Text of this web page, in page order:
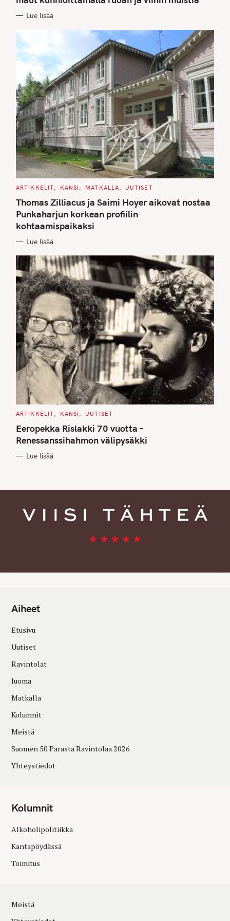
O
I
Lue lisää
C
T
E
G
O
R
I
S
ARTIKKELIT KANSI MATKALLA UUTISET
Thomas Zilliacus ja Saimi Hoyer aikovat nostaa
Punkaharjun korkean profiilin
kohtaamispaikaksi
Lue lisää
C
T
E
G
O
I
ARTIKKELIT KANSI UUTISET
Eeropekka Rislakki 70 vuotta –
Renessanssihahmon välipysäkki
Lue lisää
Aiheet
Etusivu
Uutiset
Ravintolat
Juoma
Matkalla
Kolumnit
Meistä
Suomen 50 Parasta Ravintolaa 2026
Yhteystiedot
Kolumnit
Alkoholipolitiikka
Kantapöydässä
Toimitus
Meistä